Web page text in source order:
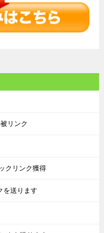
リンク
クリンク獲得
を送ります